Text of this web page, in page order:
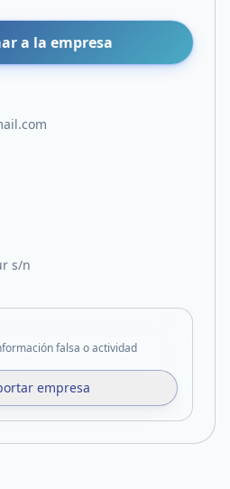
a la empresa
s/n
falsa o actividad
empresa